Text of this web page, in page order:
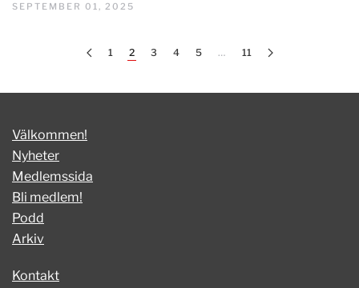
SEPTEMBER 01, 2025
1 2 3 4 5 … 11
Välkommen!
Nyheter
Medlemssida
Bli medlem!
Podd
Arkiv
Kontakt